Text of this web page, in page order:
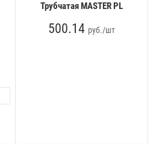
Трубчатая MASTER PL
500.14 руб./шт